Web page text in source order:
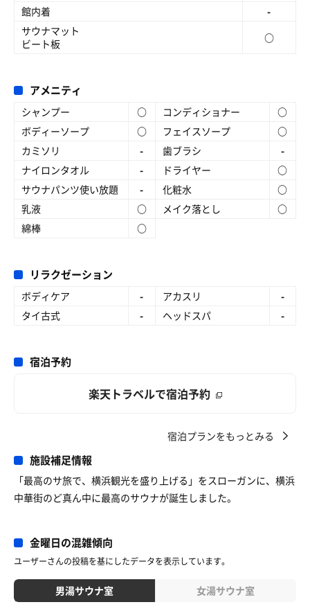
館内着
-
サウナマット
ビート板
○
アメニティ
シャンプー ○ コンディショナー
○
ボディーソープ
○ フェイスソープ
○
カミソリ
- 歯ブラシ
-
ナイロンタオル
- ドライヤー
○
サウナパンツ使い放題
- 化粧水
○
乳液
○ メイク落とし
○
綿棒
○
リラクゼーション
ボディケア - アカスリ
-
タイ古式
- ヘッドスパ -
宿泊予約
楽天トラベルで宿泊予約
宿泊プランをもっとみる
施設補足情報
「最高のサ旅で、横浜観光を盛り上げる」をスローガンに、横浜
中華街のど真ん中に最高のサウナが誕生しました。
金曜日の混雑傾向
ユーザーさんの投稿を基にしたデータを表示しています。
男湯サウナ室 女湯サウナ室